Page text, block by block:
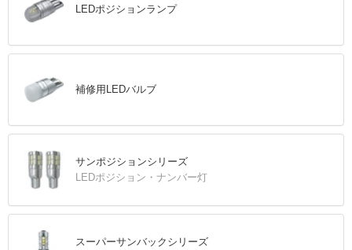
LEDポジションランプ
補修用LEDバルブ
サンポジションシリーズ
LEDポジション・ナンバー灯
スーパーサンバックシリーズ